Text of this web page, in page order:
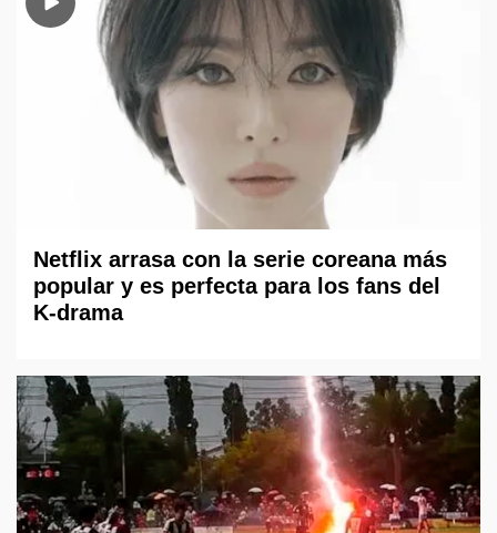
Netflix arrasa con la serie coreana más
popular y es perfecta para los fans del
K-drama